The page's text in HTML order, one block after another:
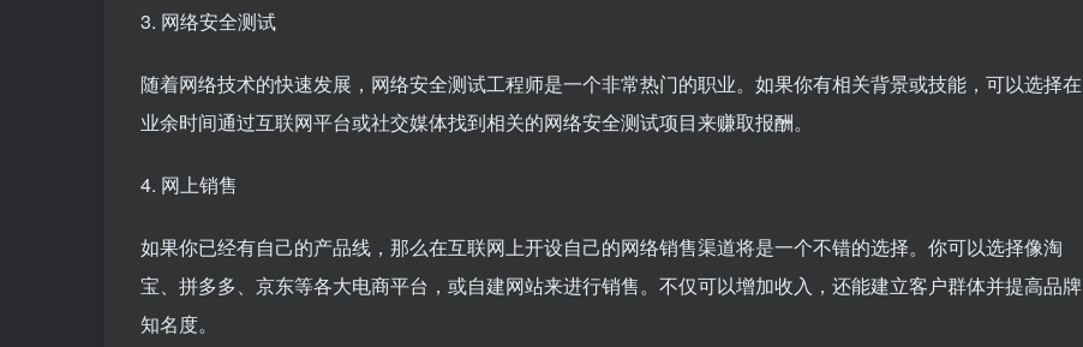
3. 网络安全测试
随着网络技术的快速发展，网络安全测试工程师是一个非常热门的职业。如果你有相关背景或技能，可以选择在
业余时间通过互联网平台或社交媒体找到相关的网络安全测试项目来赚取报酬。
4. 网上销售
如果你已经有自己的产品线，那么在互联网上开设自己的网络销售渠道将是一个不错的选择。你可以选择像淘
宝、拼多多、京东等各大电商平台，或自建网站来进行销售。不仅可以增加收入，还能建立客户群体并提高品牌
知名度。